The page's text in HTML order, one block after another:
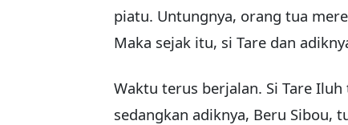
piatu. Untungnya, orang tua
Maka sejak itu, si Tare dan
Waktu terus berjalan. Si Tare
sedangkan adiknya, Beru Sibou,